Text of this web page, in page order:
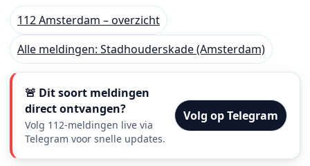
112 Amsterdam – overzicht
Alle meldingen: Stadhouderskade (Amsterdam)
🚨 Dit soort meldingen
direct ontvangen?
Volg 112-meldingen live via
Telegram voor snelle updates.
Volg op Telegram